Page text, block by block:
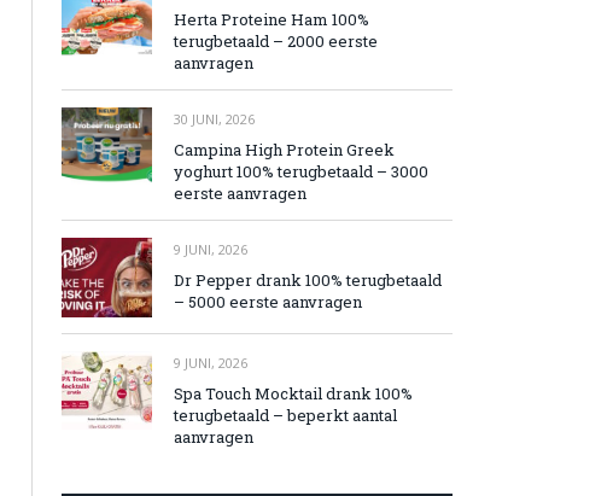
Herta Proteine Ham 100%
terugbetaald – 2000 eerste
aanvragen
30 JUNI, 2026
Campina High Protein Greek
yoghurt 100% terugbetaald – 3000
eerste aanvragen
9 JUNI, 2026
Dr Pepper drank 100% terugbetaald
– 5000 eerste aanvragen
9 JUNI, 2026
Spa Touch Mocktail drank 100%
terugbetaald – beperkt aantal
aanvragen